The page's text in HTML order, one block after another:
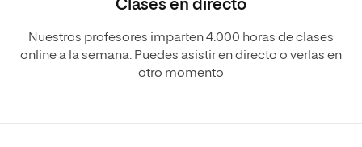
Clases en directo
Nuestros profesores imparten 4.000 horas de clases
online a la semana. Puedes asistir en directo o verlas en
otro momento